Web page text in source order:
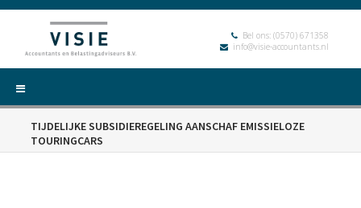
Bel ons: (0570) 671358
info@visie-accountants.nl
TIJDELIJKE SUBSIDIEREGELING AANSCHAF EMISSIELOZE
TOURINGCARS